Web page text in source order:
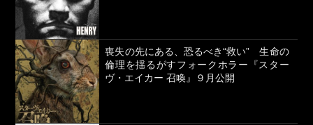
喪失の先にある、恐るべき“救い” 生命の
倫理を揺るがすフォークホラー『スター
ヴ・エイカー 召喚』９月公開